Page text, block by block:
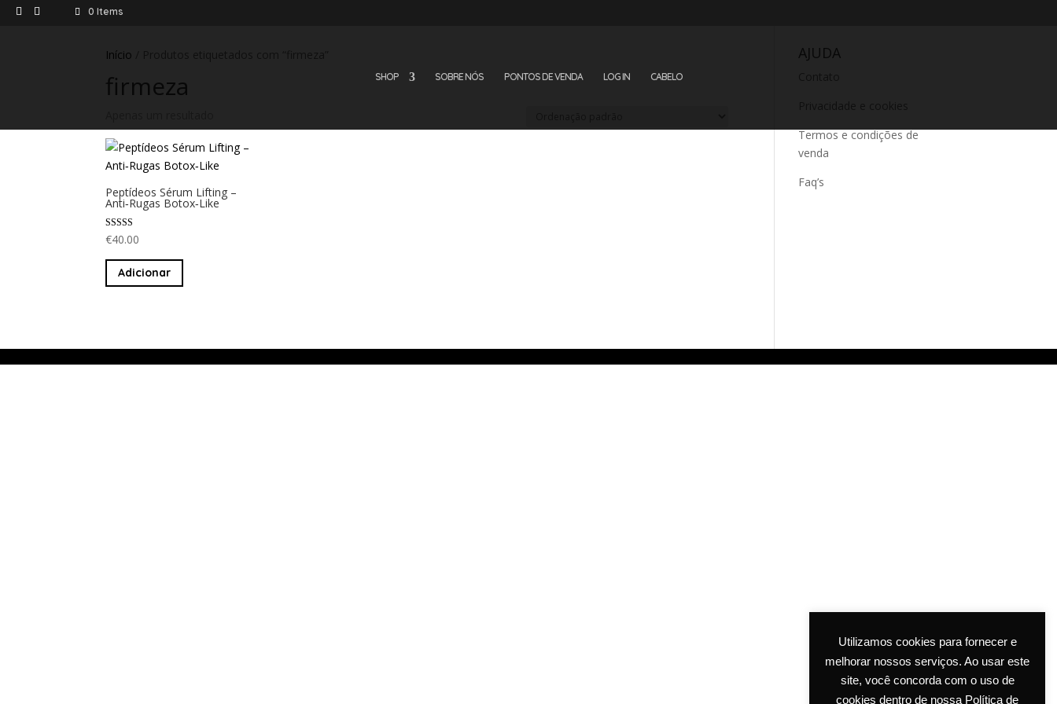
0 Items
SHOP SOBRE NÓS PONTOS DE VENDA LOG IN CABELO
Início
firmeza
Peptídeos Sérum Lifting –
Anti‑Rugas Botox‑Like
Avaliação
5.00
€40.00
Adicionar
AJUDA
Termos e condições de
venda
Faq’s
Utilizamos cookies para fornecer e
melhorar nossos serviços. Ao usar este
site, você concorda com o uso de
cookies dentro de nossa Política de